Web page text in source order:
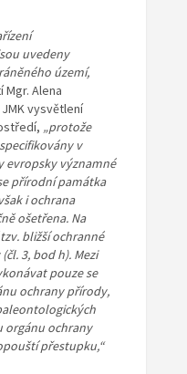
uvedeny
území,
Alena
vysvětlení
„protože
v
evropsky významné
přírodní památka
i ochrana
ošetřena. Na
bližší ochranné
3, bod h). Mezi
pouze se
ochrany přírody,
orgánu ochrany
přestupku,“